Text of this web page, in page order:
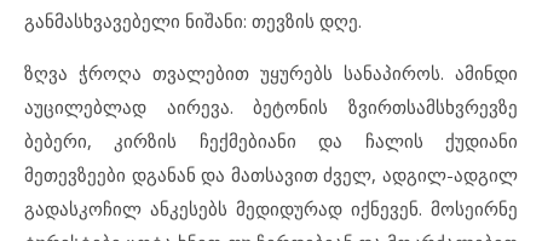
განმასხვავებელი ნიშანი: თევზის დღე.
ზღვა ჭროღა თვალებით უყურებს სანაპიროს. ამინდი
აუცილებლად აირევა. ბეტონის ზვირთსამსხვრევზე
ბებერი, კირზის ჩექმებიანი და ჩალის ქუდიანი
მეთევზეები დგანან და მათსავით ძველ, ადგილ-ადგილ
გადასკოჩილ ანკესებს მედიდურად იქნევენ. მოსეირნე